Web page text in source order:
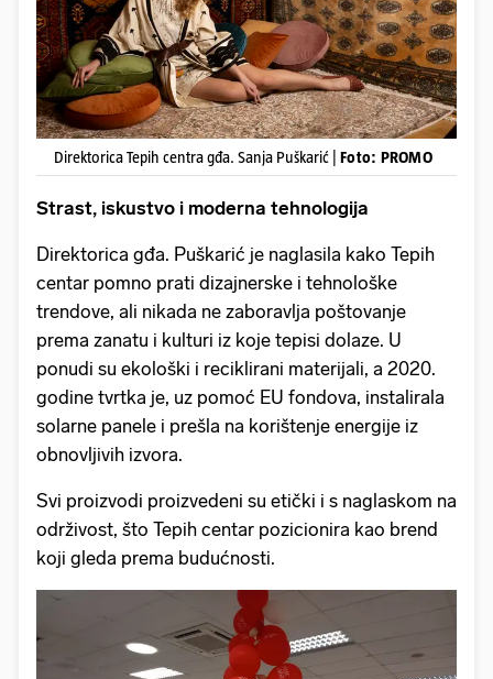
Direktorica Tepih centra gđa. Sanja Puškarić | Foto: PROMO
Strast, iskustvo i moderna tehnologija
Direktorica gđa. Puškarić je naglasila kako Tepih
centar pomno prati dizajnerske i tehnološke
trendove, ali nikada ne zaboravlja poštovanje
prema zanatu i kulturi iz koje tepisi dolaze. U
ponudi su ekološki i reciklirani materijali, a 2020.
godine tvrtka je, uz pomoć EU fondova, instalirala
solarne panele i prešla na korištenje energije iz
obnovljivih izvora.
Svi proizvodi proizvedeni su etički i s naglaskom na
održivost, što Tepih centar pozicionira kao brend
koji gleda prema budućnosti.